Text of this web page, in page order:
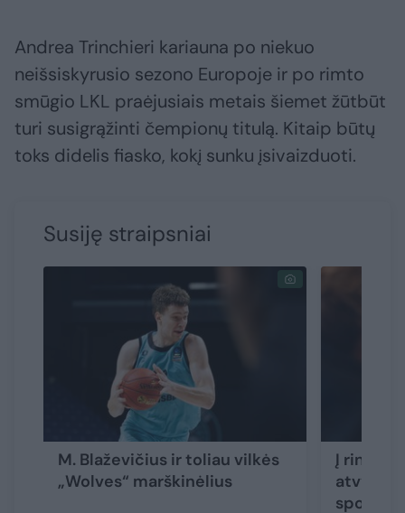
Andrea Trinchieri kariauna po niekuo
neišsiskyrusio sezono Europoje ir po rimto
smūgio LKL praėjusiais metais šiemet žūtbūt
turi susigrąžinti čempionų titulą. Kitaip būtų
toks didelis fiasko, kokį sunku įsivaizduoti.
Susiję straipsniai
M. Blaževičius ir toliau vilkės
„Wolves“ marškinėlius
Į
atvykusi